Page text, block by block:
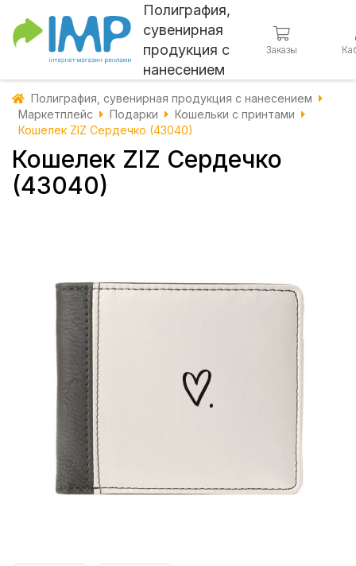
Полиграфия,
сувенирная
продукция с
нанесением
Заказы
Полиграфия, сувенирная продукция с нанесением
Маркетплейс
Подарки
Кошельки с принтами
Кошелек ZIZ Сердечко (43040)
Кошелек ZIZ Сердечко
(43040)